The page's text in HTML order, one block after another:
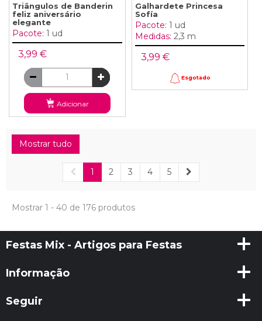
Triângulos de Banderin
feliz aniversário
elegante
Pacote: 1 ud
3,99 €
Adicionar
Galhardete Princesa
Sofía
Pacote: 1 ud
Medidas: 2,3 m
3,99 €
Esgotado
Mostrar tudo
1 2 3 4 5
Mostrar 1 - 40 de 176 produtos
Festas Mix - Artigos para Festas
Informação
Seguir